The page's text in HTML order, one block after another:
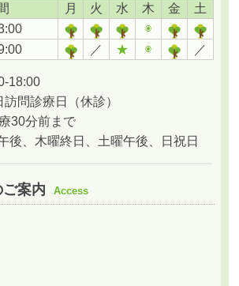
月 火 水 木 金
土
◉
／ ★ ◉ ／
18:00
問診療日（休診）
30分前まで
後、木曜終日、土曜午後、日祝日
案内 Access